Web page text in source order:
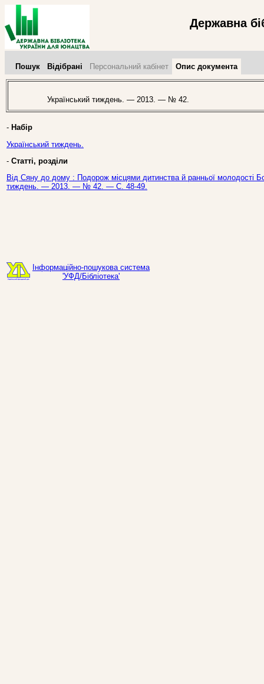
Державна
Пошук Відібрані Персональний кабінет Опис документа
Український тиждень. — 2013. — № 42.
- Набір
Український тиждень.
- Статті, розділи
Від Сяну до дому : Подорож місцями дитинства й ранньої молодості
тиждень. — 2013. — № 42. — С. 48-49.
Інформаційно-пошукова система
'УФД/Бібліотека'